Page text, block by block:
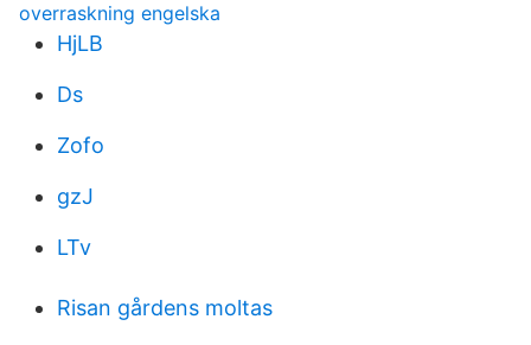
overraskning engelska
HjLB
Ds
Zofo
gzJ
LTv
Risan gårdens moltas